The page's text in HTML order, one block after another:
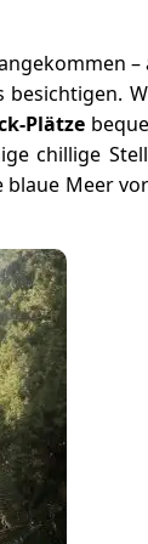
–
Plätze
chillige
Meer